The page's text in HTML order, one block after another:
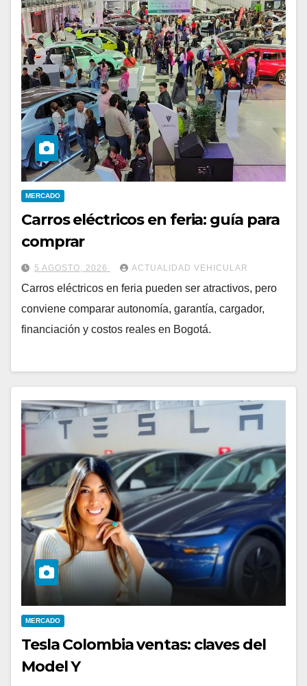
MERCADO
Carros eléctricos en feria: guía para
comprar
5 AGOSTO, 2026 ACTUALIDAD VEHICULAR
Carros eléctricos en feria pueden ser atractivos, pero
conviene comparar autonomía, garantía, cargador,
financiación y costos reales en Bogotá.
MERCADO
Tesla Colombia ventas: claves del
Model Y